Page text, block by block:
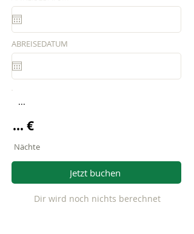
ABREISEDATUM
...
... €
Nächte
Jetzt buchen
Dir wird noch nichts berechnet